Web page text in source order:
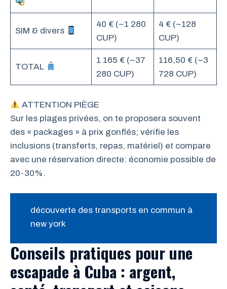
SIM & divers
40 € (~1 280
CUP)
4 € (~128
CUP)
TOTAL
1 165 € (~37
280 CUP)
116,50 € (~3
728 CUP)
ATTENTION PIÈGE
Sur les plages privées, on te proposera souvent
des « packages » à prix gonflés; vérifie les
inclusions (transferts, repas, matériel) et compare
avec une réservation directe: économie possible de
20-30%.
découverte des transports en commun à
new york
Conseils pratiques pour une
escapade à Cuba : argent,